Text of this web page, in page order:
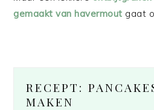
gemaakt van havermout gaat
RECEPT:
MAKEN